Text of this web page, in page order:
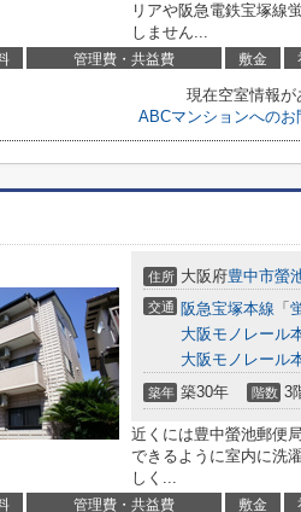
リアや阪急電鉄宝塚線
しません...
管理費・共益費 敷金
現在空室情報が
ABCマンションへのお
住所 大阪府豊中市螢
交通 阪急宝塚本線 「
大阪モノレール
大阪モノレール
築年 築30年 階数 3
近くには豊中螢池郵便
できるように室内に洗
しく...
管理費・共益費 敷金